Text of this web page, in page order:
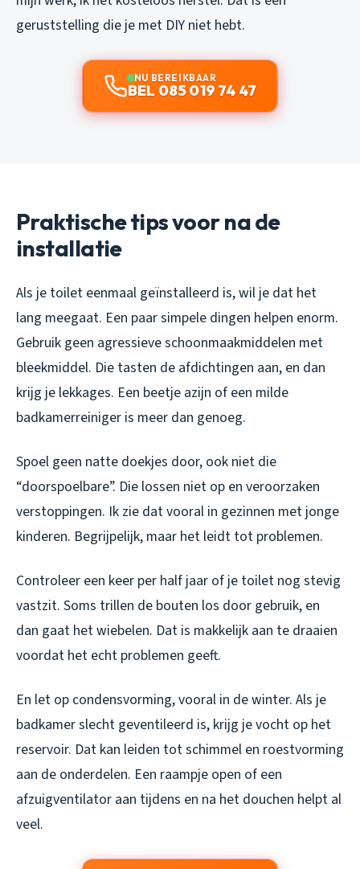
geruststelling die je met DIY niet hebt.
NU BEREIKBAAR
BEL 085 019 74 47
Praktische tips voor na de
installatie
Als je toilet eenmaal geïnstalleerd is, wil je dat het
lang meegaat. Een paar simpele dingen helpen enorm.
Gebruik geen agressieve schoonmaakmiddelen met
bleekmiddel. Die tasten de afdichtingen aan, en dan
krijg je lekkages. Een beetje azijn of een milde
badkamerreiniger is meer dan genoeg.
Spoel geen natte doekjes door, ook niet die
“doorspoelbare”. Die lossen niet op en veroorzaken
verstoppingen. Ik zie dat vooral in gezinnen met jonge
kinderen. Begrijpelijk, maar het leidt tot problemen.
Controleer een keer per half jaar of je toilet nog stevig
vastzit. Soms trillen de bouten los door gebruik, en
dan gaat het wiebelen. Dat is makkelijk aan te draaien
voordat het echt problemen geeft.
En let op condensvorming, vooral in de winter. Als je
badkamer slecht geventileerd is, krijg je vocht op het
reservoir. Dat kan leiden tot schimmel en roestvorming
aan de onderdelen. Een raampje open of een
afzuigventilator aan tijdens en na het douchen helpt al
veel.